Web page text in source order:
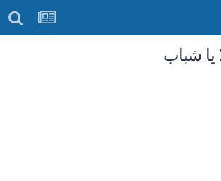
يا شباب